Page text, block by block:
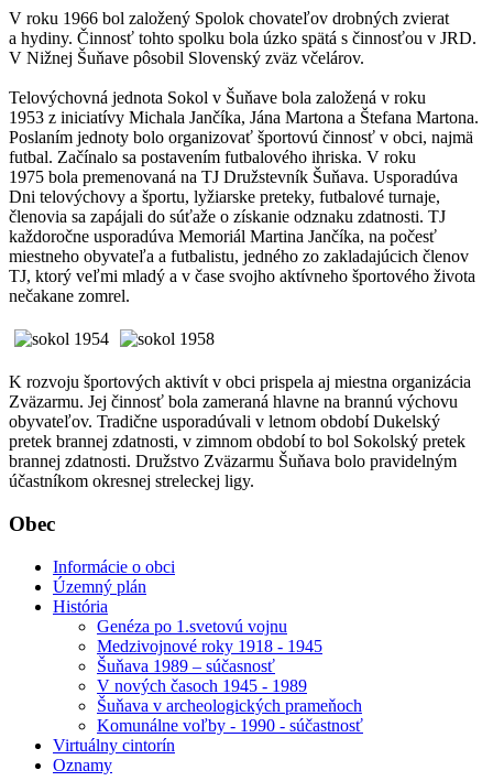
V roku 1966 bol založený Spolok chovateľov drobných zvierat
a hydiny. Činnosť tohto spolku bola úzko spätá s činnosťou v JRD.
V Nižnej Šuňave pôsobil Slovenský zväz včelárov.
Telovýchovná jednota Sokol v Šuňave bola založená v roku
1953 z iniciatívy Michala Jančíka, Jána Martona a Štefana Martona.
Poslaním jednoty bolo organizovať športovú činnosť v obci, najmä
futbal. Začínalo sa postavením futbalového ihriska. V roku
1975 bola premenovaná na TJ Družstevník Šuňava. Usporadúva
Dni telovýchovy a športu, lyžiarske preteky, futbalové turnaje,
členovia sa zapájali do súťaže o získanie odznaku zdatnosti. TJ
každoročne usporadúva Memoriál Martina Jančíka, na počesť
miestneho obyvateľa a futbalistu, jedného zo zakladajúcich členov
TJ, ktorý veľmi mladý a v čase svojho aktívneho športového života
nečakane zomrel.
K rozvoju športových aktivít v obci prispela aj miestna organizácia
Zväzarmu. Jej činnosť bola zameraná hlavne na brannú výchovu
obyvateľov. Tradične usporadúvali v letnom období Dukelský
pretek brannej zdatnosti, v zimnom období to bol Sokolský pretek
brannej zdatnosti. Družstvo Zväzarmu Šuňava bolo pravidelným
účastníkom okresnej streleckej ligy.
Obec
Informácie o obci
Územný plán
História
Genéza po 1.svetovú vojnu
Medzivojnové roky 1918 - 1945
Šuňava 1989 – súčasnosť
V nových časoch 1945 - 1989
Šuňava v archeologických prameňoch
Komunálne voľby - 1990 - súčastnosť
Virtuálny cintorín
Oznamy